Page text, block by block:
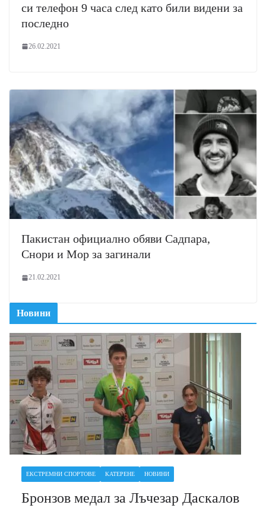
си телефон 9 часа след като били видени за
последно
26.02.2021
Пакистан официално обяви Садпара,
Снори и Мор за загинали
21.02.2021
Новини
ЕКСТРЕМНИ СПОРТОВЕ КАТЕРЕНЕ НОВИНИ
Бронзов медал за Лъчезар Даскалов